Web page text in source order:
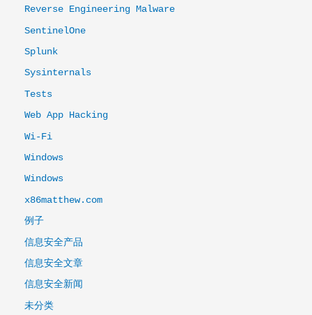
Reverse Engineering Malware
SentinelOne
Splunk
Sysinternals
Tests
Web App Hacking
Wi-Fi
Windows
Windows
x86matthew.com
例子
信息安全产品
信息安全文章
信息安全新闻
未分类